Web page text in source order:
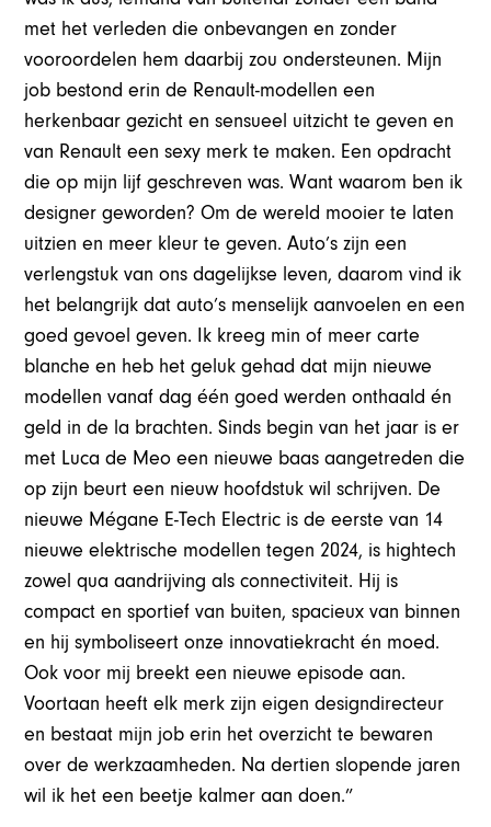
met het verleden die onbevangen en zonder
vooroordelen hem daarbij zou ondersteunen. Mijn
job bestond erin de Renault-modellen een
herkenbaar gezicht en sensueel uitzicht te geven en
van Renault een sexy merk te maken. Een opdracht
die op mijn lijf geschreven was. Want waarom ben ik
designer geworden? Om de wereld mooier te laten
uitzien en meer kleur te geven. Auto’s zijn een
verlengstuk van ons dagelijkse leven, daarom vind ik
het belangrijk dat auto’s menselijk aanvoelen en een
goed gevoel geven. Ik kreeg min of meer carte
blanche en heb het geluk gehad dat mijn nieuwe
modellen vanaf dag één goed werden onthaald én
geld in de la brachten. Sinds begin van het jaar is er
met Luca de Meo een nieuwe baas aangetreden die
op zijn beurt een nieuw hoofdstuk wil schrijven. De
nieuwe Mégane E-Tech Electric is de eerste van 14
nieuwe elektrische modellen tegen 2024, is hightech
zowel qua aandrijving als connectiviteit. Hij is
compact en sportief van buiten, spacieux van binnen
en hij symboliseert onze innovatiekracht én moed.
Ook voor mij breekt een nieuwe episode aan.
Voortaan heeft elk merk zijn eigen designdirecteur
en bestaat mijn job erin het overzicht te bewaren
over de werkzaamheden. Na dertien slopende jaren
wil ik het een beetje kalmer aan doen.”